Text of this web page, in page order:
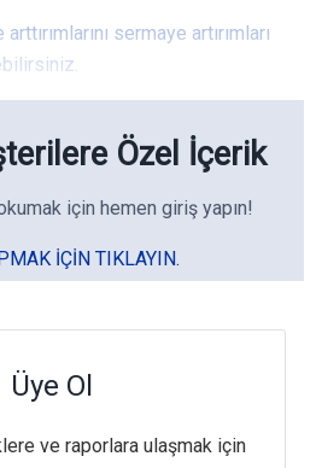
sermaye artırımları
Özel İçerik
okumak için hemen giriş yapın!
IÇIN TIKLAYIN.
Üye Ol
ve raporlara ulaşmak için